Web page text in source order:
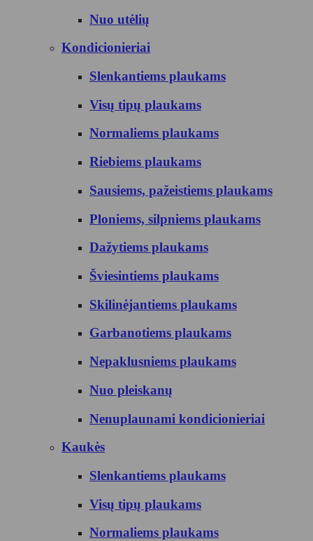
Nuo utėlių
Kondicionieriai
Slenkantiems plaukams
Visų tipų plaukams
Normaliems plaukams
Riebiems plaukams
Sausiems, pažeistiems plaukams
Ploniems, silpniems plaukams
Dažytiems plaukams
Šviesintiems plaukams
Skilinėjantiems plaukams
Garbanotiems plaukams
Nepaklusniems plaukams
Nuo pleiskanų
Nenuplaunami kondicionieriai
Kaukės
Slenkantiems plaukams
Visų tipų plaukams
Normaliems plaukams